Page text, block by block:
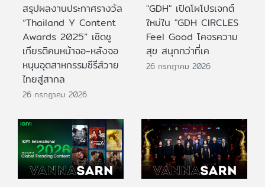
สรุปผลงานประกาศรางวัล
“Thailand Y Content
Awards 2025” เชิดชู
เกียรติคนหน้าจอ-หลังจอ
หนุนอุตสาหกรรมซีรีส์วาย
ไทยสู่สากล
26 กรกฎาคม 2026
"GDH" เปิดโผโปรเจกต์
ใหม่ใน "GDH CIRCLES
Feel Good โคจรความ
สุข สนุกกว่าที่เค
26 กรกฎาคม 2026